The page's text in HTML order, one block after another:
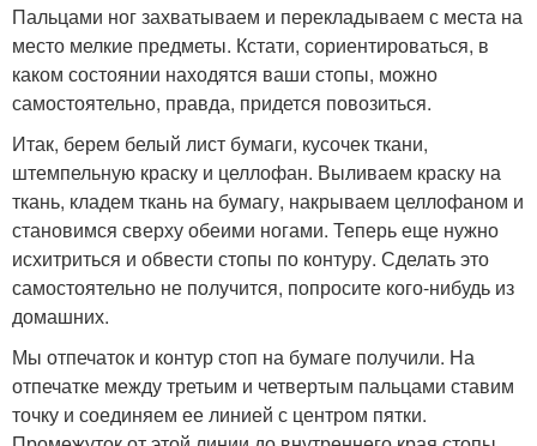
Пальцами ног захватываем и перекладываем с места на
место мелкие предметы. Кстати, сориентироваться, в
каком состоянии находятся ваши стопы, можно
самостоятельно, правда, придется повозиться.
Итак, берем белый лист бумаги, кусочек ткани,
штемпельную краску и целлофан. Выливаем краску на
ткань, кладем ткань на бумагу, накрываем целлофаном и
становимся сверху обеими ногами. Теперь еще нужно
исхитриться и обвести стопы по контуру. Сделать это
самостоятельно не получится, попросите кого-нибудь из
домашних.
Мы отпечаток и контур стоп на бумаге получили. На
отпечатке между третьим и четвертым пальцами ставим
точку и соединяем ее линией с центром пятки.